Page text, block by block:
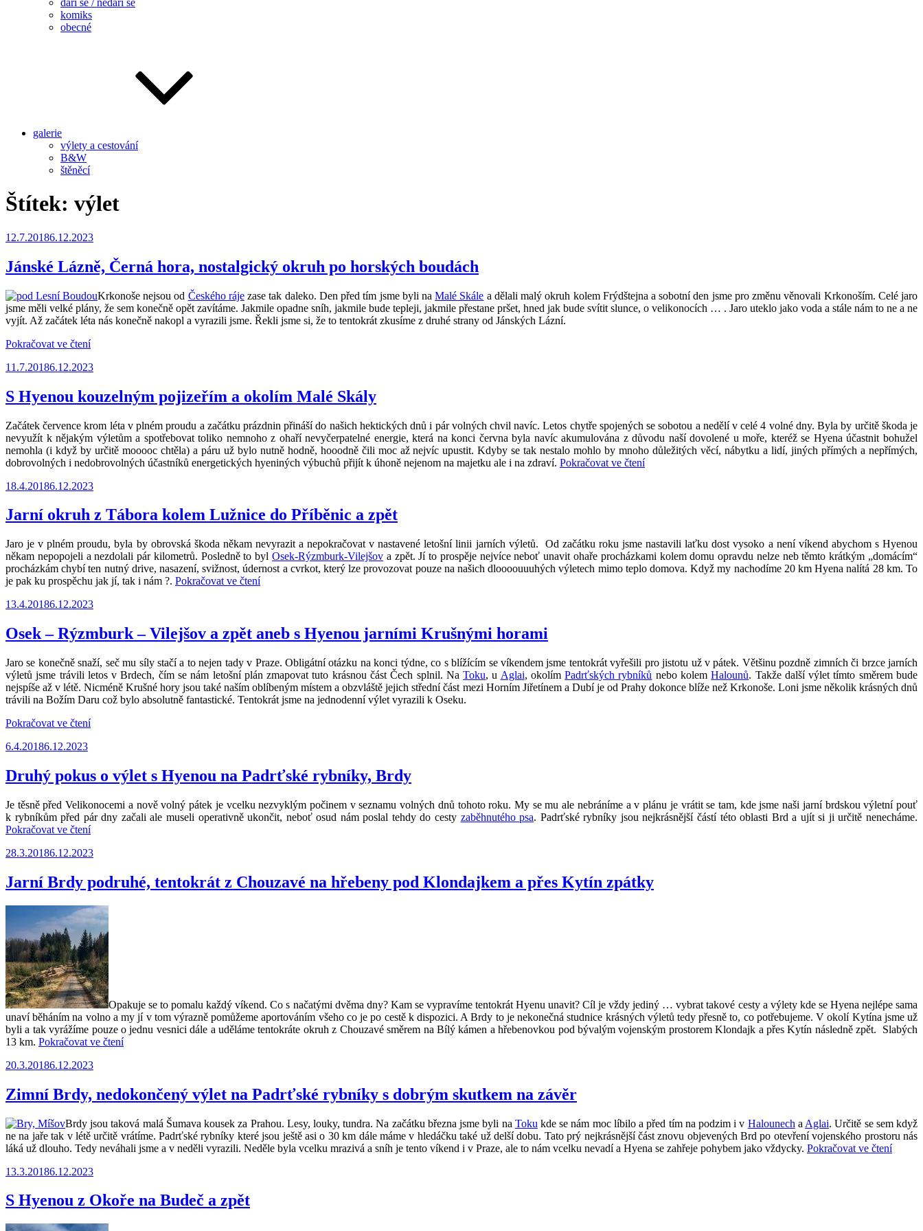
daří se / nedaří se
komiks
obecné
galerie
výlety a cestování
B&W
štěněcí
Štítek: výlet
Publikováno
12.7.20186.12.2023
Jánské Lázně, Černá hora, nostalgický okruh po horských boudách
Krkonoše nejsou od Českého rájezase tak daleko. Den před tím jsme byli naMalé Skále a dělali malý okruh kolem Frýdštejna a sobotní den jsme pro změnu věnovali Krkonoším. Celé jaro
jsme měli velké plány, že sem konečně opět zavítáme. Jakmile opadne sníh, jakmile bude tepleji, jakmile přestane pršet, hned jak bude svítit slunce, o velikonocích … . Jaro uteklo jako voda a stále nám to ne a ne
vyjít. Až začátek léta nás konečně nakopl a vyrazili jsme. Řekli jsme si, že to tentokrát zkusíme z druhé strany od Jánských Lázní.
Pokračovat ve čtení„Jánské
Černá
nostalgický
okruh
horských
boudách“
Publikováno
11.7.20186.12.2023
S Hyenou kouzelným pojizeřím a okolím Malé Skály
Začátek července krom léta v plném proudu a začátku prázdnin přináší do našich hektických dnů i pár volných chvil navíc. Letos chytře spojených se sobotou a nedělí v celé 4 volné dny. Byla by určitě škoda je
nevyužít k nějakým výletům a spotřebovat toliko nemnoho z ohaří nevyčerpatelné energie, která na konci června byla navíc akumulována z důvodu naší dovolené u moře, kteréž se Hyena účastnit bohužel
nemohla (i když by určitě mooooc chtěla) a páru už bylo nutně hodně, hooodně čili moc až nejvíc upustit. Kdyby se tak nestalo mohlo by mnoho důležitých věcí, nábytku a lidí, jiných přímých a nepřímých,
dobrovolných i nedobrovolných účastníků energetických hyeniných výbuchů přijít k úhoně nejenom na majetku ale i na zdraví. Pokračovat ve čtení„S
Skály“
Publikováno
18.4.20186.12.2023
Jarní okruh z Tábora kolem Lužnice do Příběnic a zpět
Jaro je v plném proudu, byla by obrovská škoda někam nevyrazit a nepokračovat v nastavené letošní linii jarních výletů. Od začátku roku jsme nastavili laťku dost vysoko a není víkend abychom s Hyenou
někam nepopojeli a nezdolali pár kilometrů. Posledně to byl Osek-Rýzmburk-Vilejšov a zpět. Jí to prospěje nejvíce neboť unavit ohaře procházkami kolem domu opravdu nelze neb těmto krátkým „domácím“
procházkám chybí ten nutný drive, nasazení, svižnost, údernost a cvrkot, který lze provozovat pouze na našich dloooouuuhých výletech mimo teplo domova. Když my nachodíme 20 km Hyena nalítá 28 km. To
je pak ku prospěchu jak jí, tak i nám ?. Pokračovat ve čtení„Jarní
kolem
Lužnice
Příběnic
a
zpět“
Publikováno
13.4.20186.12.2023
Osek – Rýzmburk – Vilejšov a zpět aneb s Hyenou jarními Krušnými horami
Jaro se konečně snaží, seč mu síly stačí a to nejen tady v Praze. Obligátní otázku na konci týdne, co s blížícím se víkendem jsme tentokrát vyřešili pro jistotu už v pátek. Většinu pozdně zimních či brzce jarních
výletů jsme trávili letos v Brdech, čím se nám letošní plán zmapovat tuto krásnou část Čech splnil. NaToku, u Aglai, okolímPadrťských rybníků nebo kolemHalounů. Takže další výlet tímto směrem bude
nejspíše až v létě. Nicméně Krušné hory jsou také naším oblíbeným místem a obzvláště jejich střední část mezi Horním Jiřetínem a Dubí je od Prahy dokonce blíže než Krkonoše. Loni jsme několik krásných dnů
trávili na Božím Daru což bylo absolutně fantastické. Tentokrát jsme na jednodenní výlet vyrazili k Oseku.
Pokračovat ve čtení„Osek
Vilejšov
a
aneb
s
Hyenou
Krušnými
Publikováno
6.4.20186.12.2023
Druhý pokus o výlet s Hyenou na Padrťské rybníky, Brdy
Je těsně před Velikonocemi a nově volný pátek je vcelku nezvyklým počinem v seznamu volných dnů tohoto roku. My se mu ale nebráníme a v plánu je vrátit se tam, kde jsme naši jarní brdskou výletní pouť
k rybníkům před pár dny začali ale museli operativně ukončit, neboť osud nám poslal tehdy do cesty zaběhnutého psa. Padrťské rybníky jsou nejkrásnější částí této oblasti Brd a ujít si ji určitě nenecháme.
Pokračovat ve čtení„Druhý
o
s
Hyenou
na
Padrťské
rybníky,
Brdy“
Publikováno
28.3.20186.12.2023
Jarní Brdy podruhé, tentokrát z Chouzavé na hřebeny pod Klondajkem a přes Kytín zpátky
Opakuje se to pomalu každý víkend. Co s načatými dvěma dny? Kam se vypravíme tentokrát Hyenu unavit? Cíl je vždy jediný … vybrat takové cesty a výlety kde se Hyena nejlépe sama
unaví běháním na volno a my jí v tom výrazně pomůžeme aportováním všeho co je po cestě k dispozici. A Brdy to je nekonečná studnice krásných výletů tedy přesně to, co potřebujeme. V okolí Kytína jsme už
byli a tak vyrážíme pouze o jednu vesnici dále a uděláme tentokráte okruh z Chouzavé směrem na Bílý kámen a hřebenovkou pod bývalým vojenským prostorem Klondajk a přes Kytín následně zpět. Slabých
13 km. Pokračovat ve čtení„Jarní
z
Chouzavé
hřebeny
pod
Klondajkem
zpátky“
Publikováno
20.3.20186.12.2023
Zimní Brdy, nedokončený výlet na Padrťské rybníky s dobrým skutkem na závěr
Brdy jsou taková malá Šumava kousek za Prahou. Lesy, louky, tundra. Na začátku března jsme byli na Toku kde se nám moc líbilo a před tím na podzim i v Halounech a Aglai. Určitě se sem když
ne na jaře tak v létě určitě vrátíme. Padrťské rybníky které jsou ještě asi o 30 km dále máme v hledáčku také už delší dobu. Tato prý nejkrásnější část znovu objevených Brd po otevření vojenského prostoru nás
láká už dlouho. Tedy neváhali jsme a v neděli vyrazili. Neděle byla vcelku mrazivá a sníh je tento víkend i v Praze, ale to nám vcelku nevadí a Hyena se zahřeje pohybem jako vždycky. Pokračovat ve čtení„Zimní
Publikováno
13.3.20186.12.2023
S Hyenou z Okoře na Budeč a zpět